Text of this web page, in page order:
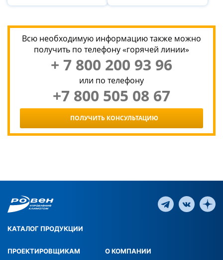
Всю необходимую информацию также можно
получить по телефону «горячей линии»
+ 7 800 200 93 96
или по телефону
+7 800 505 08 67
ПОЛУЧИТЬ КОНСУЛЬТАЦИЮ
КАТАЛОГ ПРОДУКЦИИ
ПРОЕКТИРОВЩИКАМ О КОМПАНИИ